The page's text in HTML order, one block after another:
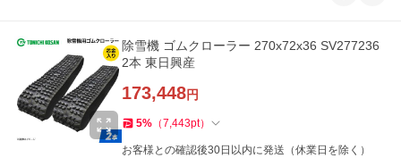
除雪機 ゴムクローラー 270x72x36 SV277236
2本 東日興産
173,448円
5% （7,443pt）
お客様との確認後30日以内に発送（休業日を除く）